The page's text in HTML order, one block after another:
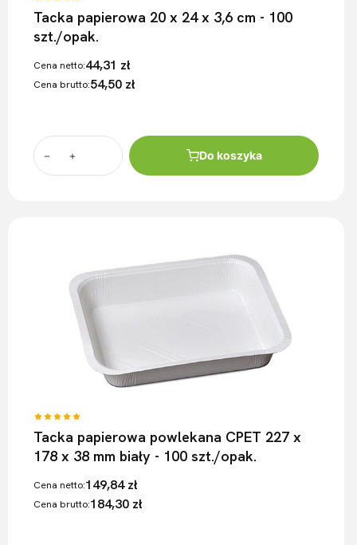
Tacka papierowa 20 x 24 x 3,6 cm - 100
szt./opak.
Cena netto:44,31 zł
Cena brutto:54,50 zł
Do koszyka
Tacka papierowa powlekana CPET 227 x
178 x 38 mm biały - 100 szt./opak.
Cena netto:149,84 zł
Cena brutto:184,30 zł